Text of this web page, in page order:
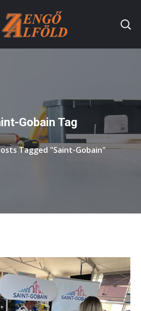
Gobain Tag
Tagged "Saint-Gobain"